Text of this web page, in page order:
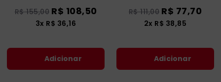
R$ 155,00 R$ 108,50
3x R$ 36,16
Adicionar
R$ 111,00 R$ 77,70
2x R$ 38,85
Adicionar
9º catequese